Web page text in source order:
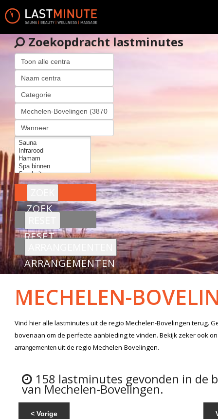
Zoekopdracht lastminutes
ZOEK
RESET
ARRANGEMENTEN
MECHELEN-
Vind hier alle lastminutes uit de regio Mechelen-Bovelingenterug.
bovenaan om de perfecte aanbieding te vinden. Bekijk zeker ook
arrangementen uit de regio Mechelen-Bovelingen.
158 lastminutes gevonden in de
van Mechelen-Bovelingen.
< Vorige